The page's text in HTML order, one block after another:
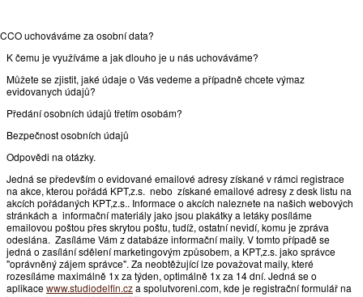
CCO uchováváme za osobní data?
K čemu je využíváme a jak dlouho je u nás uchováváme?
Můžete se zjistit, jaké údaje o Vás vedeme a případně chcete výmaz
evidovanych údajů?
Předání osobních údajů třetím osobám?
Bezpečnost osobních údajů
Odpovědi na otázky.
Jedná se především o evidované emailové adresy získané v rámci registrace
na akce, kterou pořádá KPT,z.s. nebo získané emailové adresy z desk listu na
akcích pořádaných KPT,z.s.. Informace o akcích naleznete na našich webových
stránkách a informační materiály jako jsou plakátky a letáky posíláme
emailovou poštou přes skrytou poštu, tudíž, ostatní nevidí, komu je zpráva
odeslána. Zasíláme Vám z databáze informační maily. V tomto případě se
jedná o zasílání sdělení marketingovým způsobem, a KPT,z.s. jako správce
"oprávněný zájem správce". Za neobtěžující lze považovat maily, které
rozesíláme maximálně 1x za týden, optimálně 1x za 14 dní. Jedná se o
aplikacewww.studiodelfin.cza spolutvoreni.com, kde je registrační formulář na